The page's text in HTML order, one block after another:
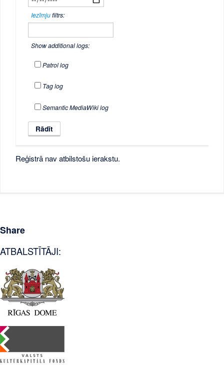
Iezīmjufiltrs:
Show additional logs:
Patrol log
Tag log
Semantic MediaWiki log
Reģistrā nav atbilstošu ierakstu.
Share
ATBALSTĪTĀJI: